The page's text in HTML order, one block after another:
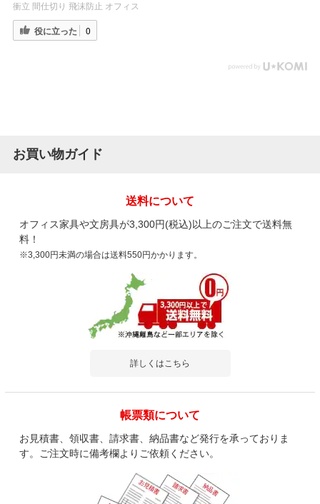
衝立 間仕切り 飛沫防止 オフィス
役に立った 0
お買い物ガイド
送料について
オフィス家具や文房具が3,300円(税込)以上のご注文で送料無
料！
※3,300円未満の場合は送料550円かかります。
詳しくはこちら
帳票類について
お見積書、領収書、請求書、納品書など発行を承っておりま
す。ご注文時に備考欄よりご依頼ください。